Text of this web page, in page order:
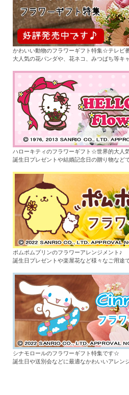
かわいい動物のフラワーギフト特集☆テレビ
大人気の花パンダや、花ネコ、みつばち等
ハローキティのフラワーギフト☆世界的大人
誕生日プレゼントや結婚記念日の贈り物など
ポムポムプリンのフラワーアレンジメント♪
誕生日プレゼントや楽屋花など様々なご用途
シナモロールのフラワーギフト特集です☆
誕生日や送別会などに最適なかわいいアレン